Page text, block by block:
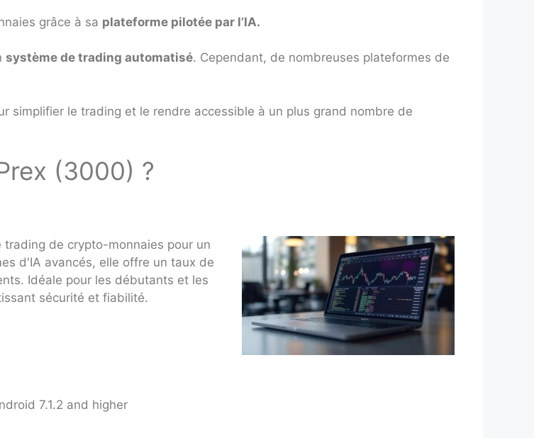
grâce à sa plateforme pilotée par l’IA.
système de trading automatisé. Cependant, de nombreuses plateformes de
simplifier le trading et le rendre accessible à un plus grand nombre de
(3000) ?
de crypto-monnaies pour un
d'IA avancés, elle offre un taux de
Idéale pour les débutants et les
sécurité et fiabilité.
7.1.2 and higher